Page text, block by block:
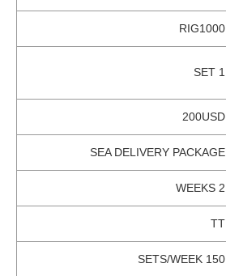
RIG1000
1 SET
200USD
SEA DELIVERY PACKAGE
2 WEEKS
TT
150 SETS/WEEK